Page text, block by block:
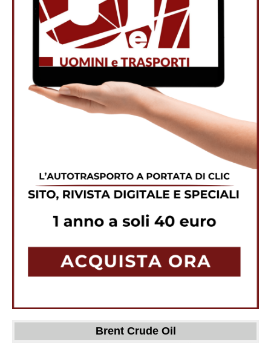
Brent Crude Oil